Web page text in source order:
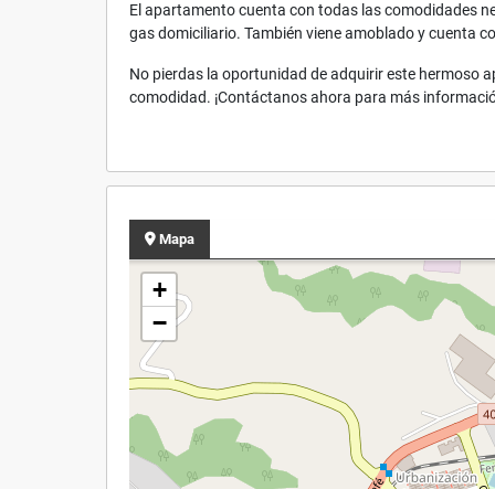
El apartamento cuenta con todas las comodidades
gas domiciliario. También viene amoblado y cuenta
No pierdas la oportunidad de adquirir este hermoso
comodidad. ¡Contáctanos ahora para más
Mapa
+
−